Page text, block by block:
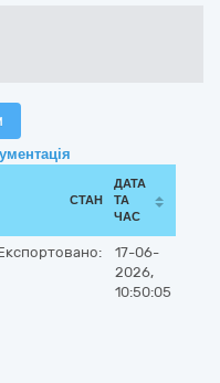
СТАН
ДАТА
ТА
ЧАС
17-06-
2026,
10:50:05